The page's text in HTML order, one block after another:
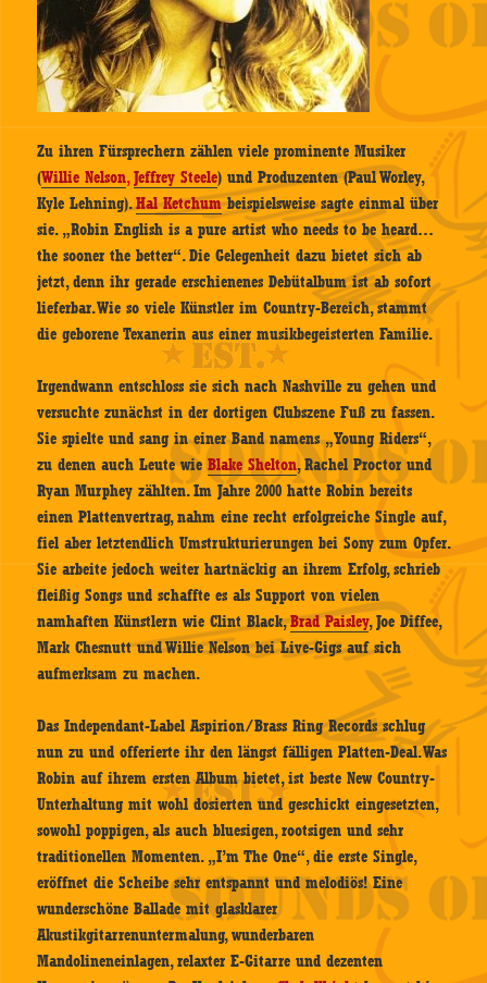
Zu ihren Fürsprechern zählen viele prominente Musiker
(Willie Nelson,Jeffrey Steele) und Produzenten (Paul Worley,
Kyle Lehning).Hal Ketchumbeispielsweise sagte einmal über
sie. „Robin English is a pure artist who needs to be heard…
the sooner the better“. Die Gelegenheit dazu bietet sich ab
jetzt, denn ihr gerade erschienenes Debütalbum ist ab sofort
lieferbar. Wie so viele Künstler im Country-Bereich, stammt
die geborene Texanerin aus einer musikbegeisterten Familie.
Irgendwann entschloss sie sich nach Nashville zu gehen und
versuchte zunächst in der dortigen Clubszene Fuß zu fassen.
Sie spielte und sang in einer Band namens „Young Riders“,
zu denen auch Leute wieBlake Shelton, Rachel Proctor und
Ryan Murphey zählten. Im Jahre 2000 hatte Robin bereits
einen Plattenvertrag, nahm eine recht erfolgreiche Single auf,
fiel aber letztendlich Umstrukturierungen bei Sony zum Opfer.
Sie arbeite jedoch weiter hartnäckig an ihrem Erfolg, schrieb
fleißig Songs und schaffte es als Support von vielen
namhaften Künstlern wie Clint Black,Brad Paisley, Joe Diffee,
Mark Chesnutt und Willie Nelson bei Live-Gigs auf sich
aufmerksam zu machen.
Das Independant-Label Aspirion/Brass Ring Records schlug
nun zu und offerierte ihr den längst fälligen Platten-Deal. Was
Robin auf ihrem ersten Album bietet, ist beste New Country-
Unterhaltung mit wohl dosierten und geschickt eingesetzten,
sowohl poppigen, als auch bluesigen, rootsigen und sehr
traditionellen Momenten. „I’m The One“, die erste Single,
eröffnet die Scheibe sehr entspannt und melodiös! Eine
wunderschöne Ballade mit glasklarer
Akustikgitarrenuntermalung, wunderbaren
Mandolineneinlagen, relaxter E-Gitarre und dezenten